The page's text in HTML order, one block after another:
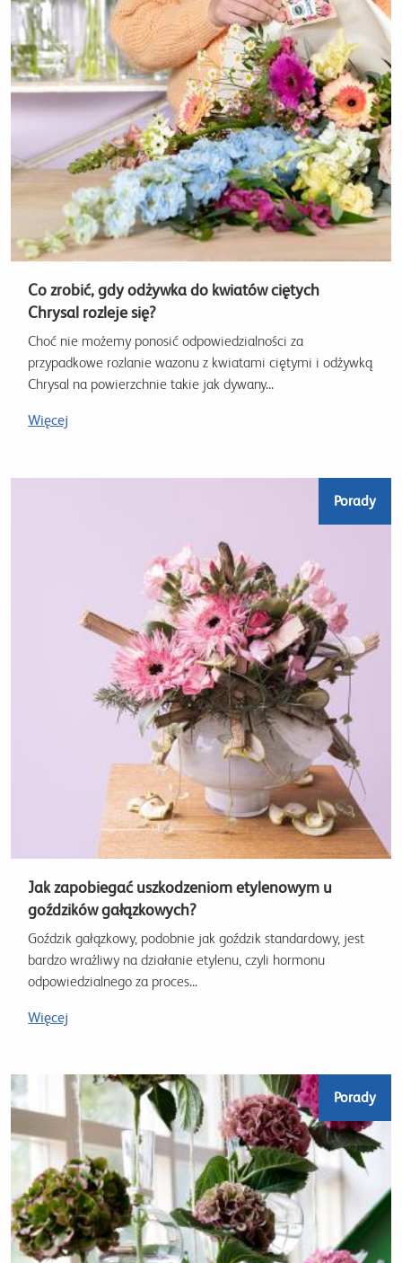
Co zrobić, gdy odżywka do kwiatów ciętych
Chrysal rozleje się?
Choć nie możemy ponosić odpowiedzialności za
przypadkowe rozlanie wazonu z kwiatami ciętymi i odżywką
Chrysal na powierzchnie takie jak dywany...
Więcej
Porady
Jak zapobiegać uszkodzeniom etylenowym u
goździków gałązkowych?
Goździk gałązkowy, podobnie jak goździk standardowy, jest
bardzo wrażliwy na działanie etylenu, czyli hormonu
odpowiedzialnego za proces...
Więcej
Porady